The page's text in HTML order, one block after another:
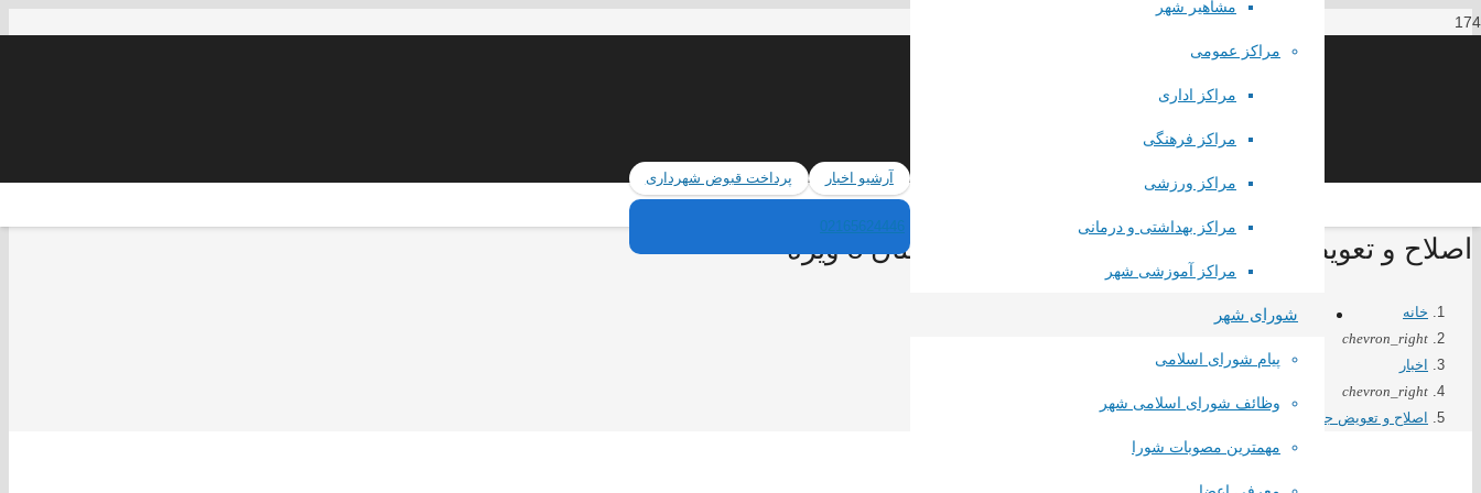
مشاهیر شهر
مراکز عمومی
مراکز اداری
مراکز فرهنگی
مراکز ورزشی
مراکز بهداشتی و درمانی
مراکز آموزشی شهر
شورای شهر
پیام شورای اسلامی
وظائف شورای اسلامی شهر
مهمترین مصوبات شورا
آرشیو اخبار پرداخت قبوض شهرداری
02165624446
اصلاح و تعویض جداول کوچه های کارواش و گلستان 5 ویره
خانه
chevron_right
اخبار
chevron_right
اصلاح و تعویض جداول کوچه های کارواش و گلستان 5 ویره